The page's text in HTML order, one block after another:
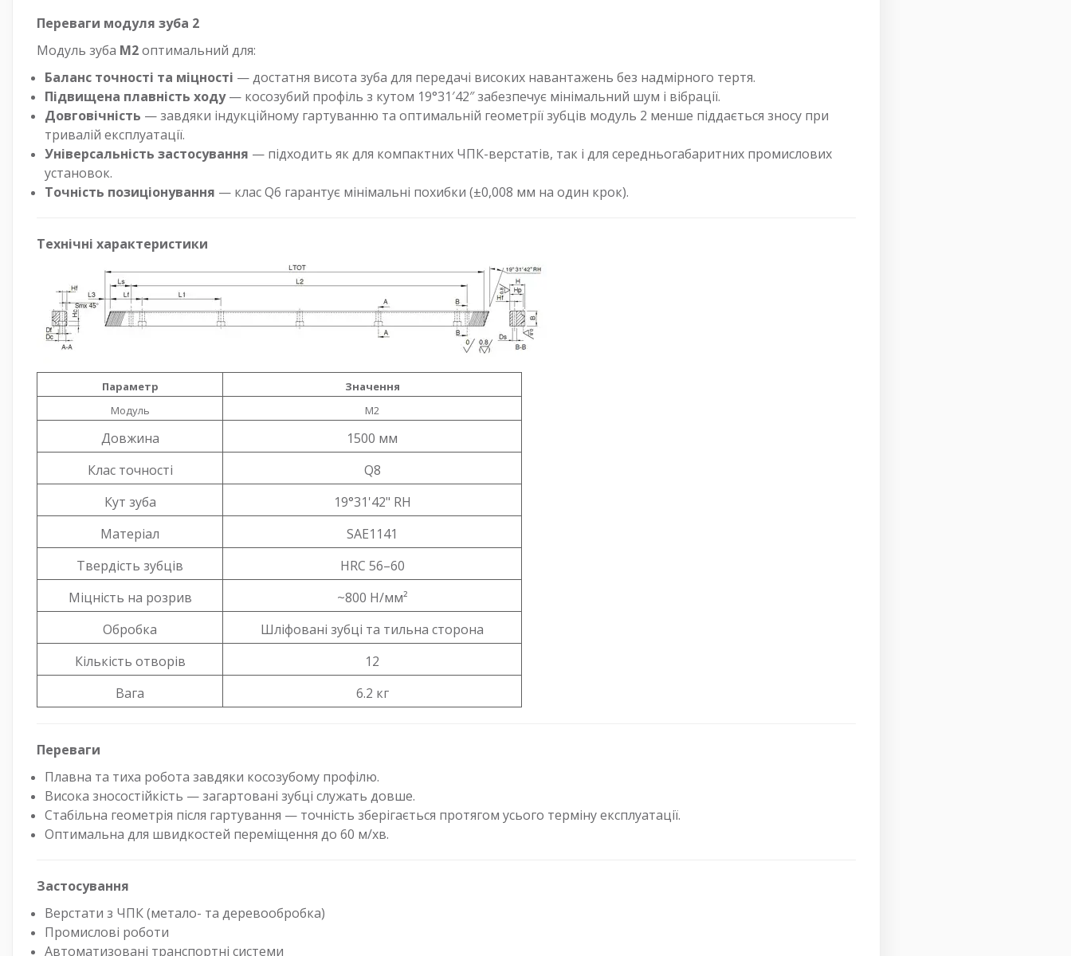
Переваги модуля зуба 2
Модуль зуба M2оптимальний для:
Баланс точності та міцності — достатня висота зуба для передачі високих навантажень без надмірного тертя.
Підвищена плавність ходу— косозубий профіль з кутом 19°31′42″ забезпечує мінімальний шум і вібрації.
Довговічність — завдяки індукційному гартуванню та оптимальній геометрії зубців модуль 2 менше піддається зносу при
тривалій експлуатації.
Універсальність застосування — підходить як для компактних ЧПК-верстатів, так і для середньогабаритних промислових
установок.
Точність позиціонування — клас Q6 гарантує мінімальні похибки (±0,008 мм на один крок).
Технічні характеристики
Параметр
Значення
Модуль
M2
Довжина
1500 мм
Клас точності
Q8
Кут зуба
19°31'42" RH
Матеріал
SAE1141
Твердість зубців
HRC 56–60
Міцність на розрив
~800 Н/мм²
Обробка
Шліфовані зубці та тильна сторона
Кількість отворів
12
Вага
6.2 кг
Переваги
Плавна та тиха робота завдяки косозубому профілю.
Висока зносостійкість — загартовані зубці служать довше.
Стабільна геометрія після гартування — точність зберігається протягом усього терміну експлуатації.
Оптимальна для швидкостей переміщення до 60 м/хв.
Застосування
Верстати з ЧПК (метало- та деревообробка)
Промислові роботи
Автоматизовані транспортні системи